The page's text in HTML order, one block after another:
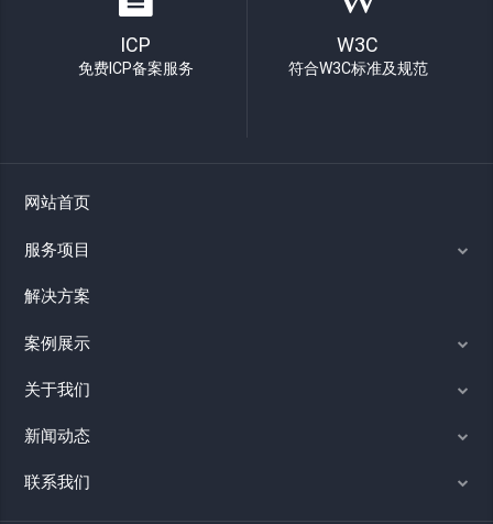
ICP
免费ICP备案服务
W3C
符合W3C标准及规范
网站首页
服务项目
解决方案
案例展示
关于我们
新闻动态
联系我们